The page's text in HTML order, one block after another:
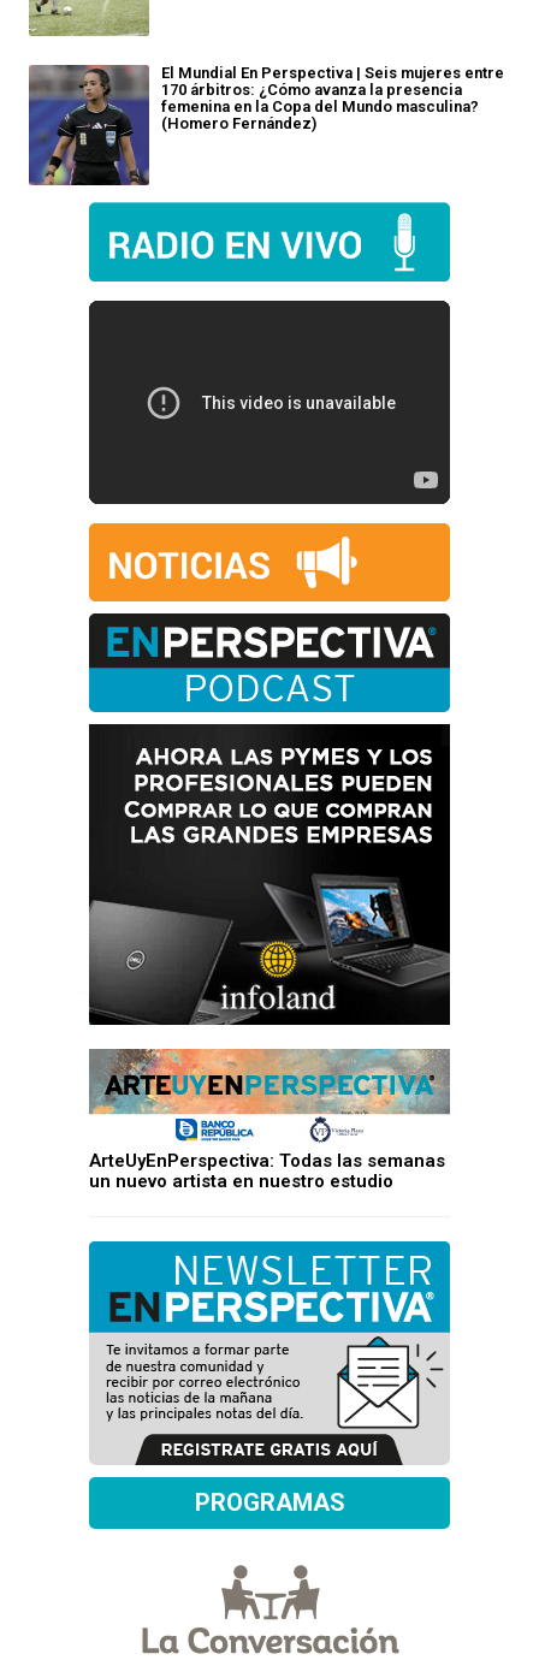
El Mundial En Perspectiva | Seis mujeres entre
170 árbitros: ¿Cómo avanza la presencia
femenina en la Copa del Mundo masculina?
(Homero Fernández)
ArteUyEnPerspectiva: Todas las semanas
un nuevo artista en nuestro estudio
PROGRAMAS